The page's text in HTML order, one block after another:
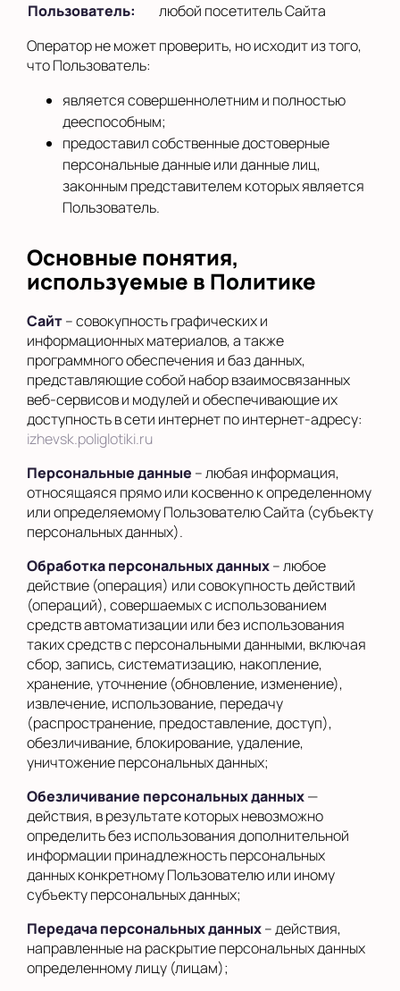
Пользователь:
любой посетитель Сайта
Оператор не может проверить, но исходит из того,
что Пользователь:
является совершеннолетним и полностью
дееспособным;
предоставил собственные достоверные
персональные данные или данные лиц,
законным представителем которых является
Пользователь.
Основные понятия,
используемые в Политике
Сайт– совокупность графических и
информационных материалов, а также
программного обеспечения и баз данных,
представляющие собой набор взаимосвязанных
веб-сервисов и модулей и обеспечивающие их
доступность в сети интернет по интернет-адресу:
izhevsk.poliglotiki.ru
Персональные данные – любая информация,
относящаяся прямо или косвенно к определенному
или определяемому Пользователю Сайта (субъекту
персональных данных).
Обработка персональных данных– любое
действие (операция) или совокупность действий
(операций), совершаемых с использованием
средств автоматизации или без использования
таких средств с персональными данными, включая
сбор, запись, систематизацию, накопление,
хранение, уточнение (обновление, изменение),
извлечение, использование, передачу
(распространение, предоставление, доступ),
обезличивание, блокирование, удаление,
уничтожение персональных данных;
Обезличивание персональных данных—
действия, в результате которых невозможно
определить без использования дополнительной
информации принадлежность персональных
данных конкретному Пользователю или иному
субъекту персональных данных;
Передача персональных данных– действия,
направленные на раскрытие персональных данных
определенному лицу (лицам);